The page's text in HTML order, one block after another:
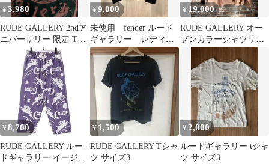
¥3,980
RUDE GALLERY 2ndア
ニバーサリー 限定 Tシ
ャツ 黒M相当 髑髏
¥9,000
未使用 fender ルード
ギャラリー レディー
ス ロゴ ブルゾン
¥ 19,000
RUDE GALLERY オー
プンカラーシャツサイ
¥ 8,700
RUDE GALLERY ルー
ドギャラリー イージー
¥ 1,500
RUDE GALLERY Tシャ
ツ サイズ3
¥ 2,000
ルードギャラリー tシャ
ツ サイズ3